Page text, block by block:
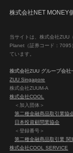
株式会社NET MONEY
当サイトは、株式会社ZUU
Planet（証券コード：7095
ています。
株式会社ZUU グループ会社
ZUU Singapore
株式会社ZUUM-A
株式会社COOL
＜加入団体＞
第二種金融商品取引業協
日本投資顧問業協会
＜登録番号＞
第二種金融商品取引業
株式会社COOL SERVICE